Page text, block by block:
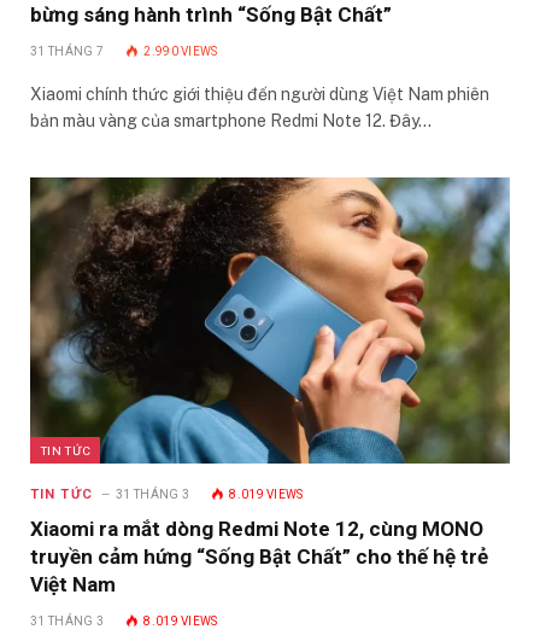
bừng sáng hành trình “Sống Bật Chất”
31 THÁNG 7 2.990VIEWS
Xiaomi chính thức giới thiệu đến người dùng Việt Nam phiên
bản màu vàng của smartphone Redmi Note 12. Đây…
TIN TỨC
TIN TỨC 31 THÁNG 3 8.019VIEWS
Xiaomi ra mắt dòng Redmi Note 12, cùng MONO
truyền cảm hứng “Sống Bật Chất” cho thế hệ trẻ
Việt Nam
31 THÁNG 3 8.019VIEWS